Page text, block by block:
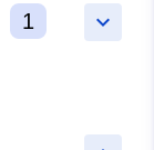
keyboard_arrow_down
1